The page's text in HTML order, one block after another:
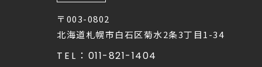
〒003-0802
北海道札幌市白石区菊水2条3丁目1-34
TEL： 011-821-1404